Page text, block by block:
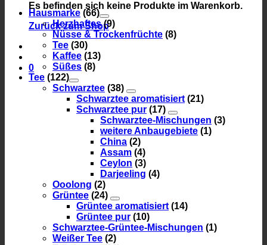
Es befinden sich keine Produkte im Warenkorb.
Zurück zum Shop
0
Hausmarke (66)
Herzhaftes (9)
Nüsse & Trockenfrüchte (8)
Tee (30)
Kaffee (13)
Süßes (8)
Tee (122)
Schwarztee (38)
Schwarztee aromatisiert (21)
Schwarztee pur (17)
Schwarztee-Mischungen (3)
weitere Anbaugebiete (1)
China (2)
Assam (4)
Ceylon (3)
Darjeeling (4)
Ooolong (2)
Grüntee (24)
Grüntee aromatisiert (14)
Grüntee pur (10)
Schwarztee-Grüntee-Mischungen (1)
Weißer Tee (2)